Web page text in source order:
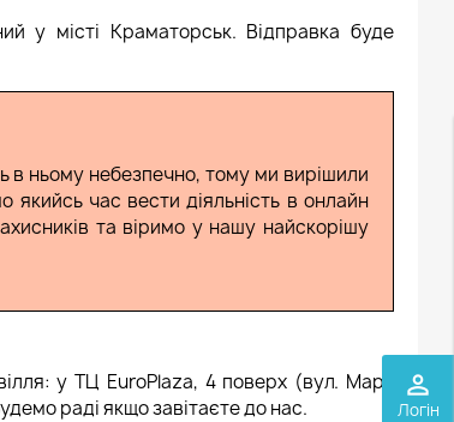
perm_identity
Логін
ВЕСЕЛИХ ІГОР ДЛЯ КОМПАНІЇ
у місті Краматорськ. Відправка буде
в ньому небезпечно, тому ми вирішили
якийсь час вести діяльність в онлайн
та віримо у нашу найскорішу
у ТЦ EuroPlaza, 4 поверх (вул. Марії
раді якщо завітаєте до нас.